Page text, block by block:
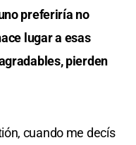
preferiría no
lugar a esas
pierden
cuando me decís